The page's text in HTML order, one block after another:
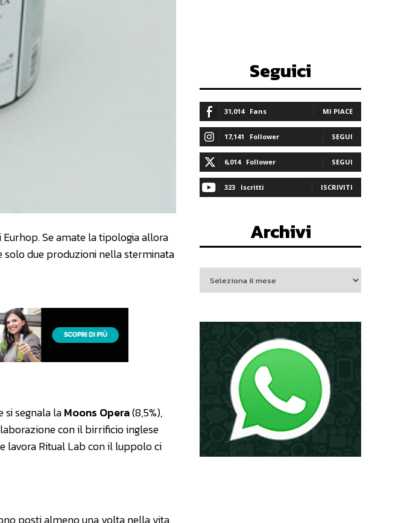
Se amate la tipologia allora
solo due produzioni nella sterminata
segnala laMoons Opera(8,5%),
con il birrificio inglese
lavora Ritual Lab con il luppolo ci
posti almeno una volta nella vita.
Seguici
31,014 Fans MI PIACE
17,141 Follower SEGUI
6,014 Follower SEGUI
323 Iscritti ISCRIVITI
Archivi